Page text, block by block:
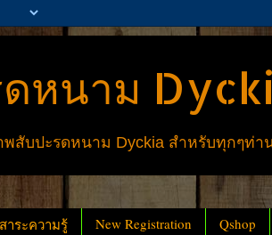
หนาม
สับปะรดหนาม Dyckia สำหรับทุกๆท่า
สาระความรู้ New Registration Qshop